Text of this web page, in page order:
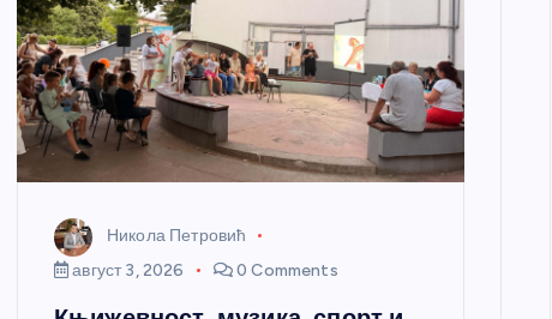
Никола Петровић
август 3, 2026
0 Comments